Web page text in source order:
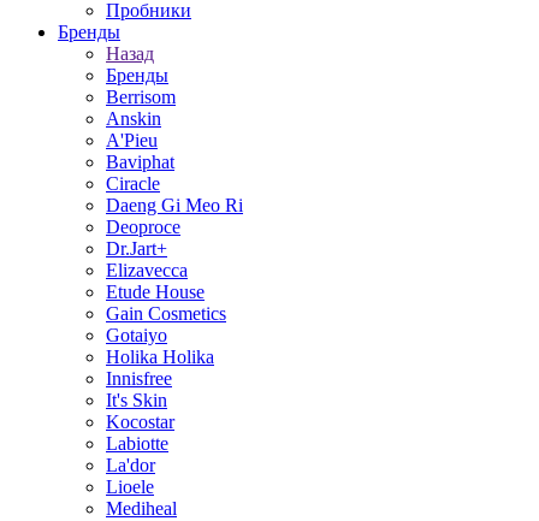
Пробники
Бренды
Назад
Бренды
Berrisom
Anskin
A'Pieu
Baviphat
Ciracle
Daeng Gi Meo Ri
Deoproce
Dr.Jart+
Elizavecca
Etude House
Gain Cosmetics
Gotaiyo
Holika Holika
Innisfree
It's Skin
Kocostar
Labiotte
La'dor
Lioele
Mediheal